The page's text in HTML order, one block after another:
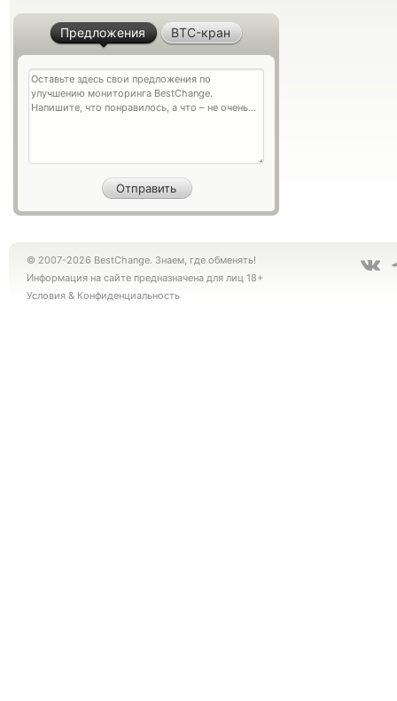
Предложения BTC-кран
© 2007-2026 BestChange. Знаем, где обменять!
Информация на сайте предназначена для лиц 18+
Условия & Конфиденциальность